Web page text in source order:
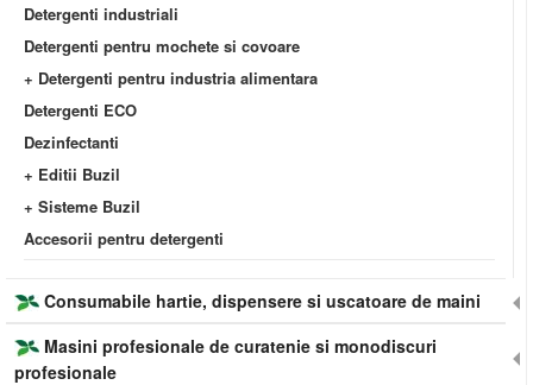
Detergenti industriali
Detergenti pentru mochete si covoare
+ Detergenti pentru industria alimentara
Detergenti ECO
Dezinfectanti
+ Editii Buzil
+ Sisteme Buzil
Accesorii pentru detergenti
Consumabile hartie, dispensere si uscatoare de maini
Masini profesionale de curatenie si monodiscuri
profesionale